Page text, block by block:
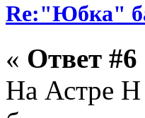
Re:"Юбка"
« Ответ #6
На Астре Н